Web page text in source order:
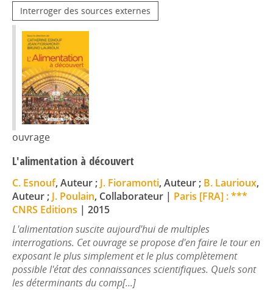
Interroger des sources externes
ouvrage
L'alimentation à découvert
C. Esnouf, Auteur ; J. Fioramonti, Auteur ; B. Laurioux,
Auteur ; J. Poulain, Collaborateur | Paris [FRA] : ***
CNRS Editions | 2015
L'alimentation suscite aujourd'hui de multiples
interrogations. Cet ouvrage se propose d'en faire le tour en
exposant le plus simplement et le plus complètement
possible l'état des connaissances scientifiques. Quels sont
les déterminants du comp[...]